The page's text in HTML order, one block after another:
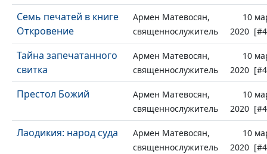
Семь печатей в книге
Откровение
Армен Матевосян,
священнослужитель
10
2020
Тайна запечатанного
свитка
Армен Матевосян,
священнослужитель
10
2020
Престол Божий
Армен Матевосян,
священнослужитель
10
2020
Лаодикия: народ суда
Армен Матевосян,
священнослужитель
10
2020